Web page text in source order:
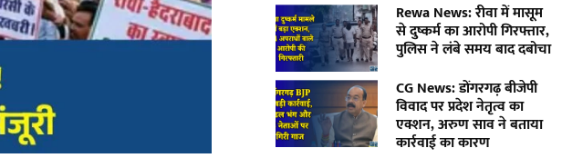
Rewa News: रीवा में मासूम
से दुष्कर्म का आरोपी गिरफ्तार,
पुलिस ने लंबे समय बाद दबोचा
CG News: डोंगरगढ़ बीजेपी
विवाद पर प्रदेश नेतृत्व का
एक्शन, अरुण साव ने बताया
कार्रवाई का कारण